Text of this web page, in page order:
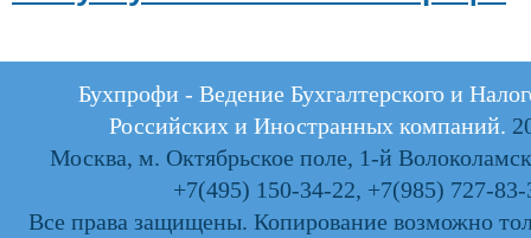
Бухпрофи - Ведение Бухгалтерского и
Российских и Иностранных компаний.
Москва, м. Октябрьское поле, 1-й
+7(495) 150-34-22, +7(985) 727-83-
Все права защищены. Копирование возможно